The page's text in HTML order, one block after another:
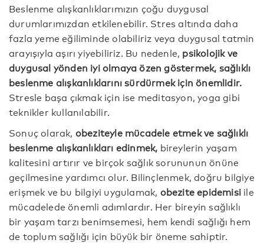
Beslenme alışkanlıklarımızın çoğu duygusal
durumlarımızdan etkilenebilir. Stres altında daha
fazla yeme eğiliminde olabiliriz veya duygusal tatmin
arayışıyla aşırı yiyebiliriz. Bu nedenle, psikolojik ve
duygusal yönden iyi olmaya özen göstermek, sağlıklı
beslenme alışkanlıklarını sürdürmek için önemlidir.
Stresle başa çıkmak için ise meditasyon, yoga gibi
teknikler kullanılabilir.
Sonuç olarak, obeziteyle mücadele etmek ve sağlıklı
beslenme alışkanlıkları edinmek, bireylerin yaşam
kalitesini artırır ve birçok sağlık sorununun önüne
geçilmesine yardımcı olur. Bilinçlenmek, doğru bilgiye
erişmek ve bu bilgiyi uygulamak, obezite epidemisi ile
mücadelede önemli adımlardır. Her bireyin sağlıklı
bir yaşam tarzı benimsemesi, hem kendi sağlığı hem
de toplum sağlığı için büyük bir öneme sahiptir.